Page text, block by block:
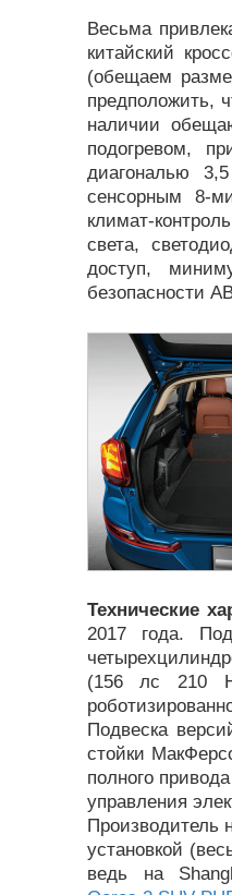
Весьма
китайский
(обещаем
предположить,
наличии
подогревом,
диагональю
сенсорным 8-
климат-
света,
доступ,
безопасности
Технические
2017 года.
(156 лс 210
Подвеска
стойки
полного
управления
Производитель
установкой
ведь на